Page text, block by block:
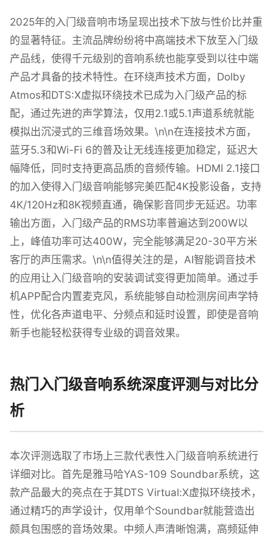
2025年的入门级音响市场呈现出技术下放与性价比并重
的显著特征。主流品牌纷纷将中高端技术下放至入门级
产品线，使得千元级别的音响系统也能享受到以往中端
产品才具备的技术特性。在环绕声技术方面，Dolby
Atmos和DTS:X虚拟环绕技术已成为入门级产品的标
配，通过先进的声学算法，仅用2.1或5.1声道系统就能
模拟出沉浸式的三维音场效果。\n\n在连接技术方面，
蓝牙5.3和Wi-Fi 6的普及让无线连接更加稳定，延迟大
幅降低，同时支持更高品质的音频传输。HDMI 2.1接口
的加入使得入门级音响能够完美匹配4K投影设备，支持
4K/120Hz和8K视频直通，确保影音同步无延迟。功率
输出方面，入门级产品的RMS功率普遍达到200W以
上，峰值功率可达400W，完全能够满足20-30平方米
客厅的声压需求。\n\n值得关注的是，AI智能调音技术
的应用让入门级音响的安装调试变得更加简单。通过手
机APP配合内置麦克风，系统能够自动检测房间声学特
性，优化各声道电平、分频点和延时设置，即使是音响
新手也能轻松获得专业级的调音效果。
热门入门级音响系统深度评测与对比分
析
本次评测选取了市场上三款代表性入门级音响系统进行
详细对比。首先是雅马哈YAS-109 Soundbar系统，这
款产品最大的亮点在于其DTS Virtual:X虚拟环绕技术，
通过精巧的声学设计，仅用单个Soundbar就能营造出
颇具包围感的音场效果。中频人声清晰饱满，高频延伸